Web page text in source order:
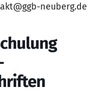
neuberg.de